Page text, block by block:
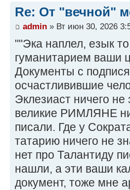
Re: От "вечной"
admin » Вт июн 30, 2026
""Эка наплел, езык
гуманитарием ваши
Документы с
осчастливившие
Эклезиаст ничего
великие РИМЛЯНЕ
писали. Где у
татарию ничего не
нет про Талантиду
нашли, а эти ваши
документ, тоже мне